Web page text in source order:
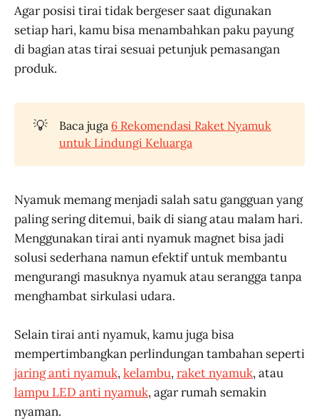
Agar posisi tirai tidak bergeser saat digunakan
setiap hari, kamu bisa menambahkan paku payung
di bagian atas tirai sesuai petunjuk pemasangan
produk.
💡 Baca juga 6 Rekomendasi Raket Nyamuk
untuk Lindungi Keluarga
Nyamuk memang menjadi salah satu gangguan yang
paling sering ditemui, baik di siang atau malam hari.
Menggunakan tirai anti nyamuk magnet bisa jadi
solusi sederhana namun efektif untuk membantu
mengurangi masuknya nyamuk atau serangga tanpa
menghambat sirkulasi udara.
Selain tirai anti nyamuk, kamu juga bisa
mempertimbangkan perlindungan tambahan seperti
jaring anti nyamuk,kelambu,raket nyamuk, atau
lampu LED anti nyamuk, agar rumah semakin
nyaman.